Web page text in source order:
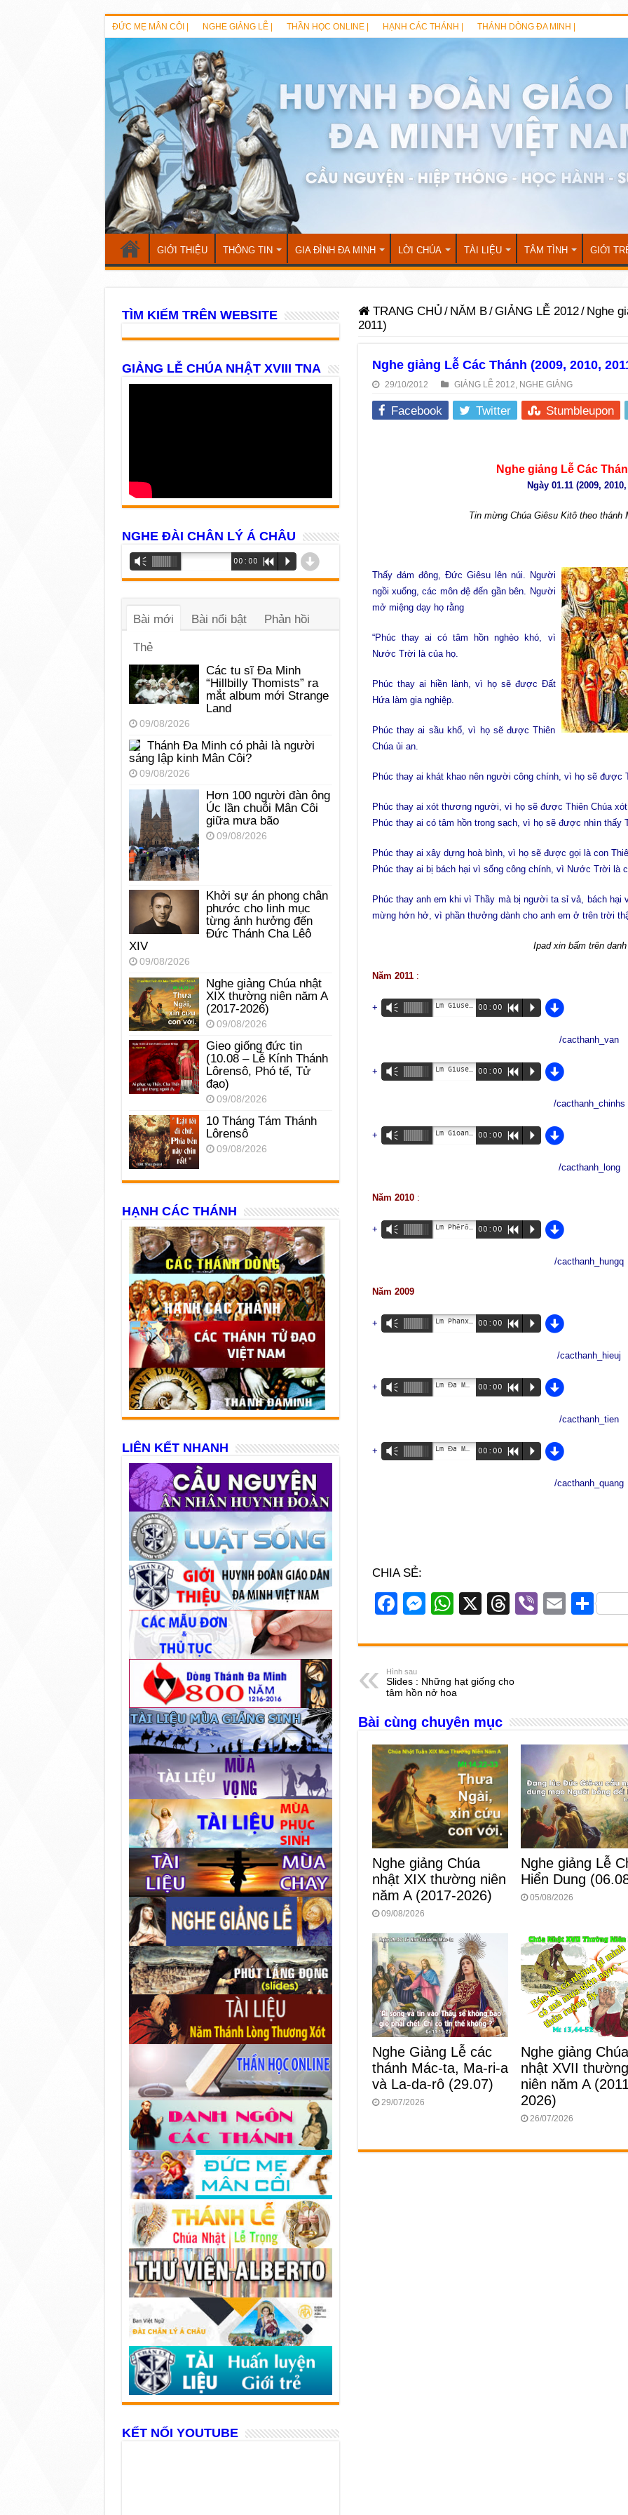
ĐỨC MẸ MÂN CÔI | NGHE GIẢNG LỄ | THẦN HỌC ONLINE | HẠNH CÁC THÁNH | THÁNH DÒNG ĐA MINH |
GIỚI THIỆU THÔNG TIN GIA ĐÌNH ĐA MINH LỜI CHÚA TÀI LIỆU TÂM TÌNH GIỚI
TRANG CHỦ / NĂM B/GIẢNG LỄ 2012/ Nghe
2011)
Nghe giảng Lễ Các Thánh (2009, 2010,
29/10/2012 GIẢNG LỄ 2012, NGHE GIẢNG
Facebook Twitter Stumbleupon
Nghe giảng Lễ Các
Ngày 01.11 (2009,
Tin mừng Chúa Giêsu Kitô theo thánh
Thấy đám đông, Đức Giêsu lên núi. Người
ngồi xuống, các môn đệ đến gần bên. Người
mở miệng dạy họ rằng
“Phúc thay ai có tâm hồn nghèo khó, vì
Nước Trời là của họ.
Phúc thay ai hiền lành, vì họ sẽ được Đất
Hứa làm gia nghiệp.
Phúc thay ai sầu khổ, vì họ sẽ được Thiên
Chúa ủi an.
Phúc thay ai khát khao nên người công chính, vì họ sẽ được
Phúc thay ai xót thương người, vì họ sẽ được Thiên Chúa
Phúc thay ai có tâm hồn trong sạch, vì họ sẽ được nhìn thấy
Phúc thay ai xây dựng hoà bình, vì họ sẽ được gọi là con
Phúc thay ai bị bách hại vì sống công chính, vì Nước Trời là
Phúc thay anh em khi vì Thầy mà bị người ta sỉ vả, bách hại
mừng hớn hở, vì phần thưởng dành cho anh em ở trên trời
Ipad xin bấm trên
Năm 2011:
+ Vm Lm Giuse Phạm Quốc Văn 00:00 R P d
/cacthanh_van
+ Vm Lm Giuse Đinh Trọng Chính 00:00 R P d
/cacthanh_chinhs
+ Vm Lm Gioan B. Trần Anh Long 00:00 R P d
/cacthanh_long
Năm 2010:
+ Vm 00:00 R P d
/cacthanh_hungq
Năm 2009
+ Vm Lm Phanxicô Đào Trung Hiệu 00:00 R P d
/cacthanh_hieuj
+ Vm Lm Đa Minh Trần Bình Tiên 00:00 R P d
/cacthanh_tien
+ Vm Lm Đa Minh Nguyễn Trinh Quang 00:00 R P d
/cacthanh_quang
CHIA SẺ:
F
c
e
b
o
o
k
M
ss
n
g
er
W
at
A
p
p
X
T
e
d
s
Vi
er
E
ail
S
ar
Hình sau
Slides : Những hạt giống cho
tâm hồn nở hoa
Bài cùng chuyên mục
Nghe giảng Chúa
nhật XIX thường niên
năm A (2017-2026)
09/08/2026
Nghe giảng Lễ
Hiển Dung
05/08/2026
Nghe Giảng Lễ các
thánh Mác-ta, Ma-ri-a
và La-da-rô (29.07)
29/07/2026
Nghe giảng
nhật XVII
niên năm A
2026)
26/07/2026
TÌM KIẾM TRÊN WEBSITE
GIẢNG LỄ CHÚA NHẬT XVIII TNA
NGHE ĐÀI CHÂN LÝ Á CHÂU
Trình
phát
âm
Vm 00:00 R P d
Bài mới Bài nổi bật Phản hồi
Thẻ
Các tu sĩ Đa Minh
“Hillbilly Thomists” ra
mắt album mới Strange
Land
09/08/2026
Thánh Đa Minh có phải là người
sáng lập kinh Mân Côi?
09/08/2026
Hơn 100 người đàn ông
Úc lần chuỗi Mân Côi
giữa mưa bão
09/08/2026
Khởi sự án phong chân
phước cho linh mục
từng ảnh hưởng đến
Đức Thánh Cha Lêô
XIV
09/08/2026
Nghe giảng Chúa nhật
XIX thường niên năm A
(2017-2026)
09/08/2026
Gieo giống đức tin
(10.08 – Lễ Kính Thánh
Lôrensô, Phó tế, Tử
đạo)
09/08/2026
10 Tháng Tám Thánh
Lôrensô
09/08/2026
HẠNH CÁC THÁNH
LIÊN KẾT NHANH
KẾT NỐI YOUTUBE